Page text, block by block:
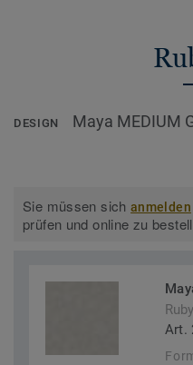
DESIGN Maya MEDIUM
Sie müssen sichanmelden
prüfen und online zu
Art.